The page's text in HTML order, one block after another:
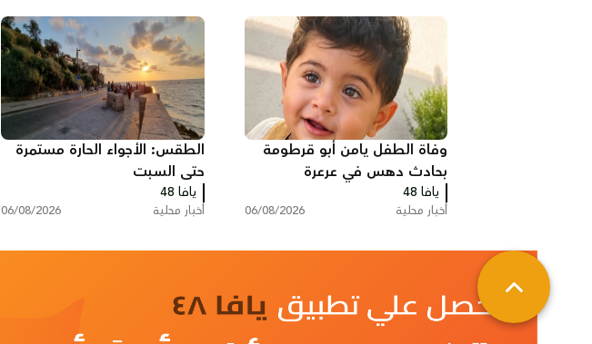
وفاة الطفل يامن أبو قرطومة
بحادث دهس في عرعرة
يافا 48
أخبار محلية 06/08/2026
الطقس: الأجواء الحارة مستمرة
حتى السبت
يافا 48
أخبار محلية 06/08/2026